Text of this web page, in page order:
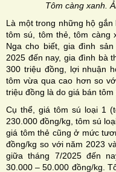
Tôm càng xanh.
Là một trong những hộ
tôm sú, tôm thẻ, tôm càng
Nga cho biết, gia đình
2025 đến nay, gia đình bà
300 triệu đồng, lợi nhuận
tôm vừa qua cao hơn so
triệu đồng là do giá bán
Cụ thể, giá tôm sú loại 1
230.000 đồng/kg, tôm sú
giá tôm thẻ cũng ở mức
đồng/kg so với năm 2023
giữa tháng 7/2025 đến
30.000 – 50.000 đồng/kg.